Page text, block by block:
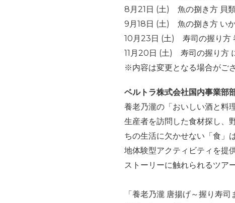
8月21日 (土) 魚の捌き方 貝
9月18日 (土) 魚の捌き方 い
10月23日 (土) 寿司の握り方
11月20日 (土) 寿司の握り方
※内容は変更となる場合がござ
ベルトラ株式会社国内事業部
養老乃瀧の「おいしい酒と料
生産者を訪問した食材探し、
ちの生活に欠かせない「食」
地体験型アクティビティを提
ストーリーに触れられるツア
「養老乃瀧 唐揚げ～握り寿